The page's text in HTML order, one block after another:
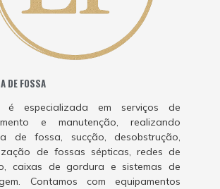
DE FOSSA
especializada em serviços de
e manutenção, realizando
de fossa, sucção, desobstrução,
de fossas sépticas, redes de
caixas de gordura e sistemas de
Contamos com equipamentos